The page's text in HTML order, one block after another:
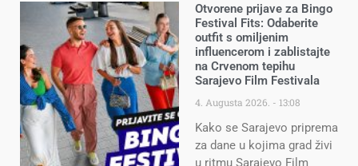
Otvorene prijave za Bingo
Festival Fits: Odaberite
outfit s omiljenim
influencerom i zablistajte
na Crvenom tepihu
Sarajevo Film Festivala
4. Augusta 2026. 13:08
Kako se Sarajevo priprema
za dane u kojima grad živi
u ritmu Sarajevo Film